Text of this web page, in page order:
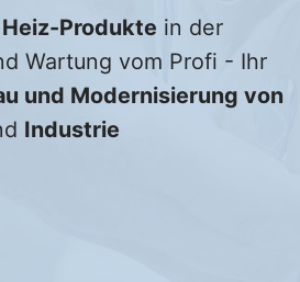
Heiz-Produkte in der
Wartung vom Profi - Ihr
und Modernisierung von
Industrie